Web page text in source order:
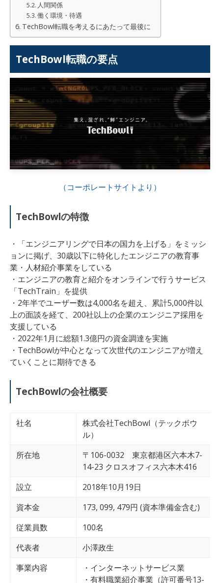
人間関係
働く環境・待遇
TechBowl転職を考えるにあたって最後に
TechBowl転職の要点
（コーポレートサイトより）
TechBowlの特徴
・「エンジニアリングで日本の国力を上げる」をミッシ
ョンに掲げ、 30歳以下に特化したエンジニアの教育事
業・人材紹介事業をしている
・ エンジニアの教育と紹介をオンラインで行うサービス
「TechTrain」 を提供
・ 2年半でユーザー数は4,000名を超え、累計5,000件以
上の面談を経て、200社以上の企業のエンジニア採用を
支援している
・ 2022年1月に総額1.3億円の資金調達を実施
・ TechBowlが中心となって次世代のエンジニアが増え
ていくことに期待できる
TechBowlの会社概要
社名
株式会社TechBowl（テックボウ
ル）
所在地
〒106-0032 東京都港区六本木7-
14-23 クロスオフィス六本木416
設立
2018年10月19日
資本金
173, 099, 479円 (資本準備金含む)
従業員数
100名
代表者
小澤政生
事業内容
・インターネットサービス業
・有料職業紹介事業（許可番号13-